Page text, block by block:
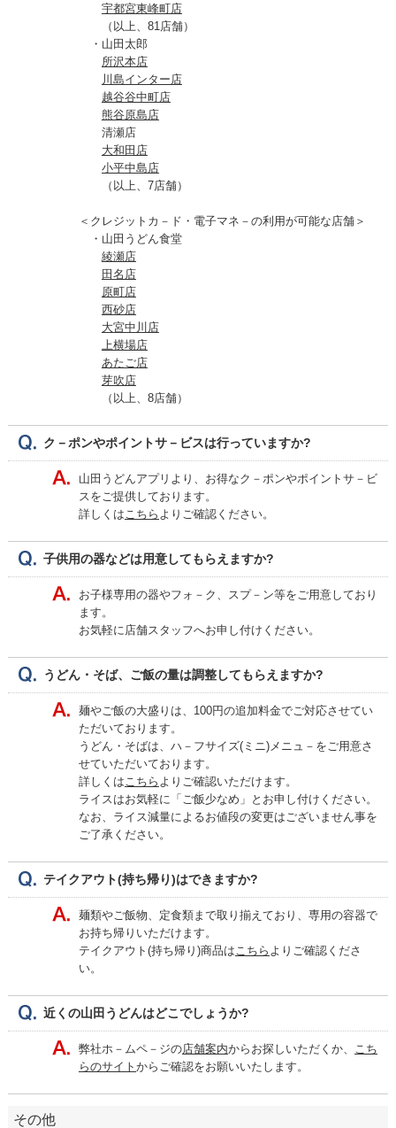
宇都宮東峰町店
（以上、81店舗）
・山田太郎
所沢本店
川島インター店
越谷谷中町店
熊谷原島店
清瀬店
大和田店
小平中島店
（以上、7店舗）
＜クレジットカ－ド・電子マネ－の利用が可能な店舗＞
・山田うどん食堂
綾瀬店
田名店
原町店
西砂店
大宮中川店
上横場店
あたご店
芽吹店
（以上、8店舗）
ク－ポンやポイントサ－ビスは行っていますか?
山田うどんアプリより、お得なク－ポンやポイントサ－ビ
スをご提供しております。
詳しくは こちら よりご確認ください。
子供用の器などは用意してもらえますか?
お子様専用の器やフォ－ク、スプ－ン等をご用意しており
ます。
お気軽に店舗スタッフへお申し付けください。
うどん・そば、ご飯の量は調整してもらえますか?
麺やご飯の大盛りは、100円の追加料金でご対応させてい
ただいております。
うどん・そばは、ハ－フサイズ(ミニ)メニュ－をご用意さ
せていただいております。
詳しくは こちら よりご確認いただけます。
ライスはお気軽に「ご飯少なめ」とお申し付けください。
なお、ライス減量によるお値段の変更はございません事を
ご了承ください。
テイクアウト(持ち帰り)はできますか?
麺類やご飯物、定食類まで取り揃えており、専用の容器で
お持ち帰りいただけます。
テイクアウト(持ち帰り)商品は こちら よりご確認くださ
い。
近くの山田うどんはどこでしょうか?
弊社ホ－ムペ－ジの店舗案内からお探しいただくか、
こち
らのサイト からご確認をお願いいたします。
その他